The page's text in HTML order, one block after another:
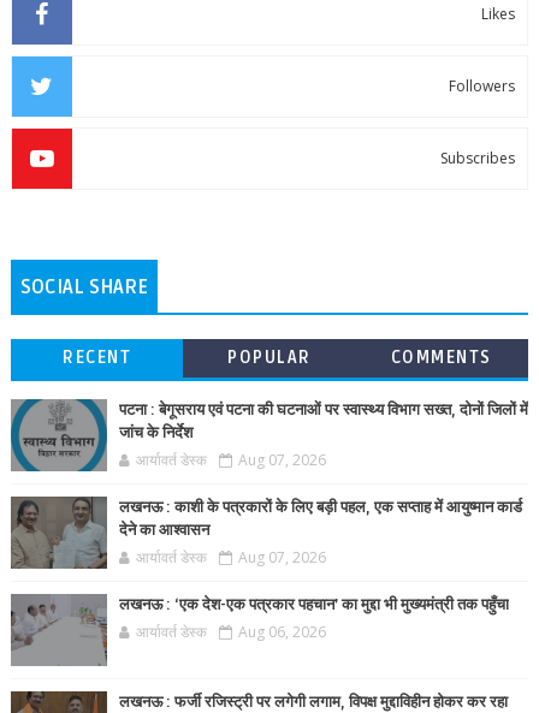
Likes
Followers
Subscribes
SOCIAL SHARE
RECENT POPULAR COMMENTS
पटना : बेगूसराय एवं पटना की घटनाओं पर स्वास्थ्य विभाग सख्त, दोनों जिलों में
जांच के निर्देश
आर्यावर्त डेस्क Aug 07, 2026
लखनऊ : काशी के पत्रकारों के लिए बड़ी पहल, एक सप्ताह में आयुष्मान कार्ड
देने का आश्वासन
आर्यावर्त डेस्क Aug 07, 2026
लखनऊ : ‘एक देश-एक पत्रकार पहचान’ का मुद्दा भी मुख्यमंत्री तक पहुँचा
आर्यावर्त डेस्क Aug 06, 2026
लखनऊ : फर्जी रजिस्ट्री पर लगेगी लगाम, विपक्ष मुद्दाविहीन होकर कर रहा